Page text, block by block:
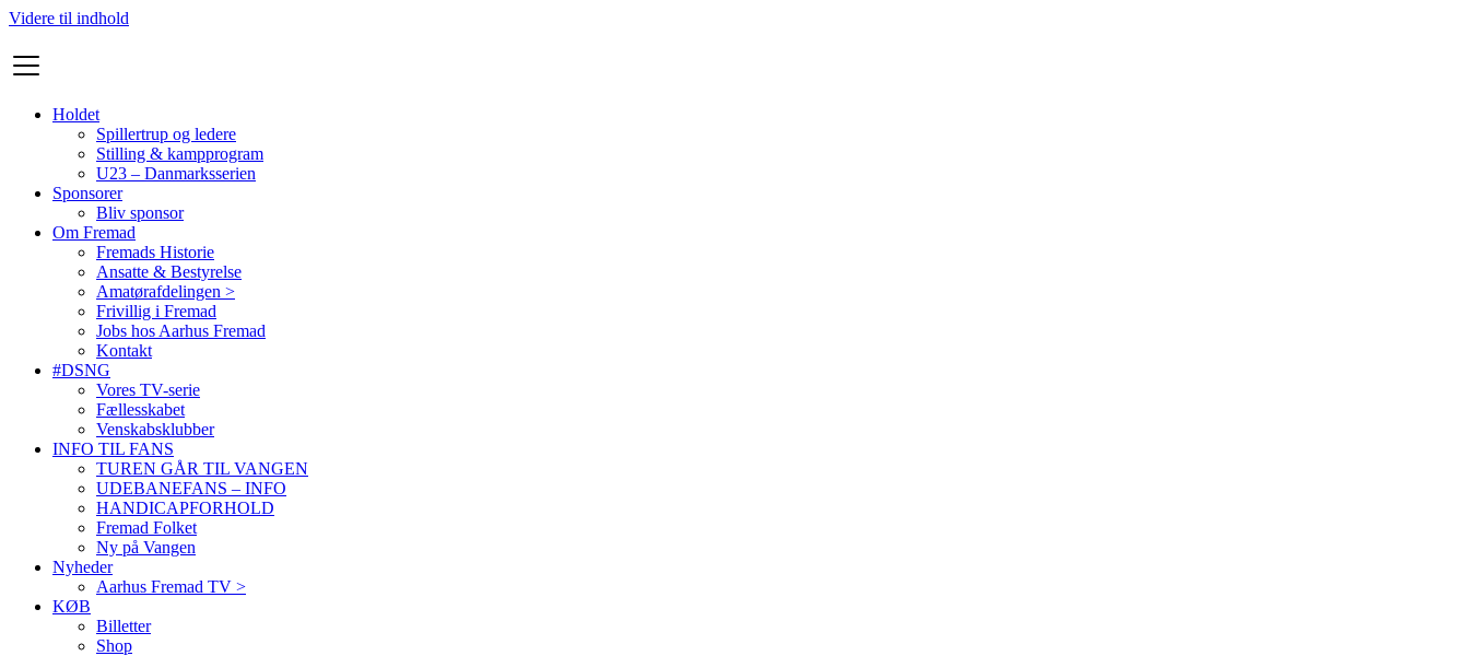
Videre til indhold
Holdet
Spillertrup og ledere
Stilling & kampprogram
U23 – Danmarksserien
Sponsorer
Bliv sponsor
Om Fremad
Fremads Historie
Ansatte & Bestyrelse
Amatørafdelingen >
Frivillig i Fremad
Jobs hos Aarhus Fremad
Kontakt
#DSNG
Vores TV-serie
Fællesskabet
Venskabsklubber
INFO TIL FANS
TUREN GÅR TIL VANGEN
UDEBANEFANS – INFO
HANDICAPFORHOLD
Fremad Folket
Ny på Vangen
Nyheder
Aarhus Fremad TV >
KØB
Billetter
Shop